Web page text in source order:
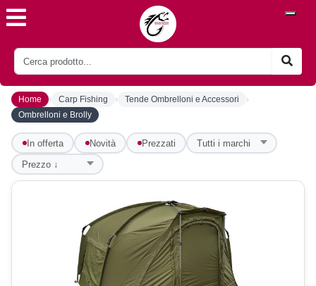
Home › Carp Fishing › Tende Ombrelloni e Accessori ›
Ombrelloni e Brolly
In offerta Novità Prezzati